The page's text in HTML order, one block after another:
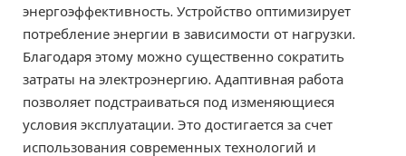
энергоэффективность. Устройство оптимизирует
потребление энергии в зависимости от нагрузки.
Благодаря этому можно существенно сократить
затраты на электроэнергию. Адаптивная работа
позволяет подстраиваться под изменяющиеся
условия эксплуатации. Это достигается за счет
использования современных технологий и